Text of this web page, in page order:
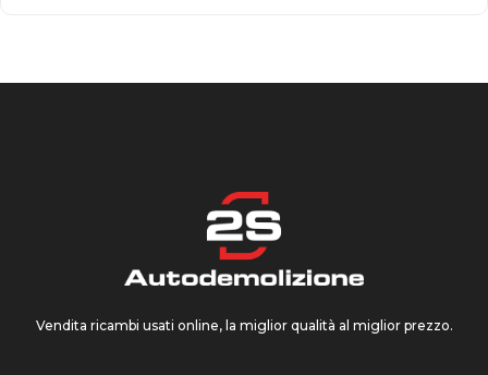
Vendita ricambi usati online, la miglior qualità al miglior prezzo.